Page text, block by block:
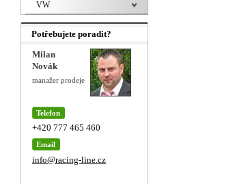
VW
Potřebujete poradit?
Milan
Novák
manažer prodeje
Telefon
+420 777 465 460
Email
info@racing-line.cz